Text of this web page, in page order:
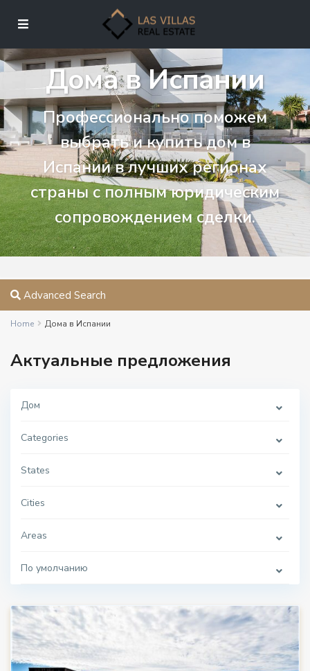
Дома в Испании
Профессионально поможем
выбрать и купить дом в
Испании в лучших регионах
страны с полным юридическим
сопровождением сделки.
Advanced Search
Home Дома в Испании
Актуальные предложения
Дом
Categories
States
Cities
Areas
По умолчанию